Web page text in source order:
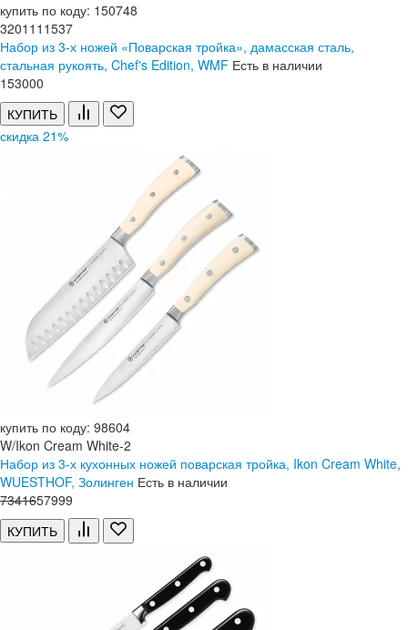
купить по коду: 150748
3201111537
Набор из 3-х ножей «Поварская тройка», дамасская сталь,
стальная рукоять, Chef's Edition, WMF Есть в наличии
153000
КУПИТЬ
скидка 21%
купить по коду: 98604
W/Ikon Cream White-2
Набор из 3-х кухонных ножей поварская тройка, Ikon Cream White,
WUESTHOF, Золинген Есть в наличии
7341657999
КУПИТЬ